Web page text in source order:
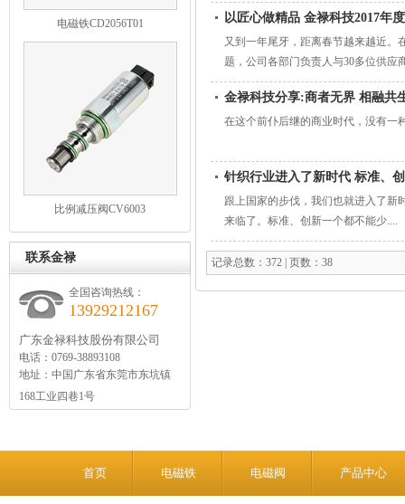
电磁铁CD2056T01
比例减压阀CV6003
联系金禄
全国咨询热线：
13929212167
广东金禄科技股份有限公司
电话：0769-38893108
地址：中国广东省东莞市东坑镇
168工业四巷1号
以匠心做精品 金禄科技2017年
又到一年尾牙，距离春节越来越近。
题，公司各部门负责人与30多位供应
探讨，力争打造更具竞争力的供应链
金禄科技分享:商者无界 相融共
在这个前仆后继的商业时代，没有一
针织行业进入了新时代 标准、
跟上国家的步伐，我们也就进入了新
来临了。标准、创新一个都不能少....
记录总数：372 | 页数：38
首页 电磁铁 电磁阀 产品中心